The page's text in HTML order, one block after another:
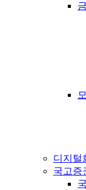
디지털
국고증